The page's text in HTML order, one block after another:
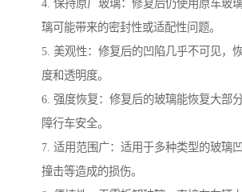
4. 保持原厂玻璃：修复后仍使用原车玻
璃可能带来的密封性或适配性问题。
5. 美观性：修复后的凹陷几乎不可见，
度和透明度。
6. 强度恢复：修复后的玻璃能恢复大部
障行车安全。
7. 适用范围广：适用于多种类型的玻璃
撞击等造成的损伤。